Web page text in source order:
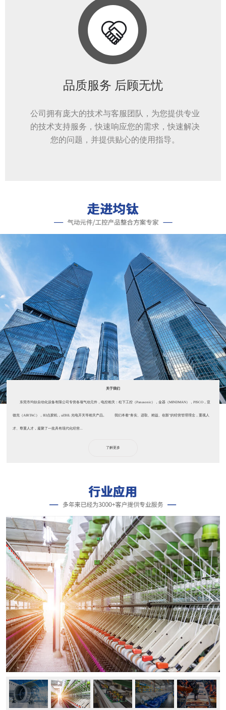
品质服务 后顾无忧
公司拥有庞大的技术与客服团队，为您提供专业
的技术支持服务，快速响应您的需求，快速解决
您的问题，并提供贴心的使用指导。
关于我们
东莞市均钛自动化设备有限公司专营各项气动元件，电控相关：松下工控（Panasonic），金器（MINDMAN），PISCO，亚
德克（AIRTAC），IEI点胶机，aZBIL 光电开关等相关产品。 我们本着“务实、进取、精益、创新”的经营管理理念，重视人
才、尊重人才，凝聚了一批具有现代化经营...
了解更多